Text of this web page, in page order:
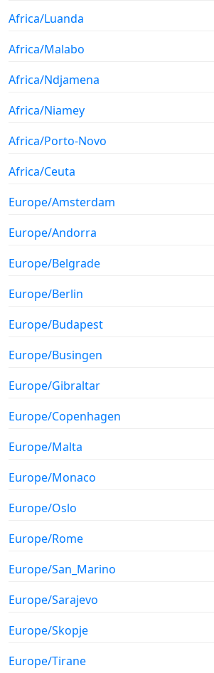
Africa/Luanda
Africa/Malabo
Africa/Ndjamena
Africa/Niamey
Africa/Porto-Novo
Africa/Ceuta
Europe/Amsterdam
Europe/Andorra
Europe/Belgrade
Europe/Berlin
Europe/Budapest
Europe/Busingen
Europe/Gibraltar
Europe/Copenhagen
Europe/Malta
Europe/Monaco
Europe/Oslo
Europe/Rome
Europe/San_Marino
Europe/Sarajevo
Europe/Skopje
Europe/Tirane